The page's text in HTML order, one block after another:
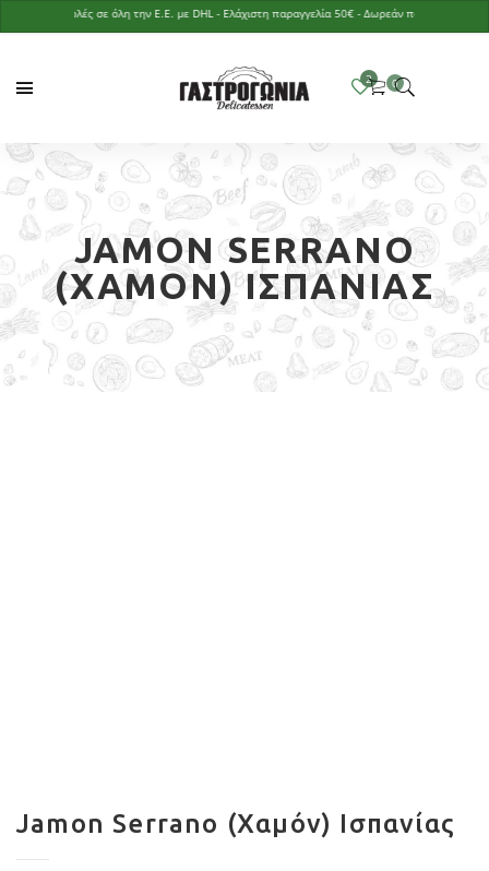
Αποστολές σε όλη την Ε.Ε. με DHL - Ελάχιστη παραγγελία 50€ - Δωρεάν παράδοση με
JAMON SERRANO
(ΧΑΜΌΝ) ΙΣΠΑΝΊΑΣ
Jamon Serrano (Χαμόν) Ισπανίας